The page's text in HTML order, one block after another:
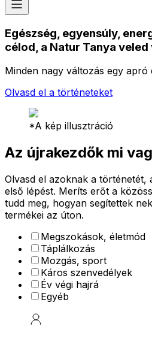
Egészség, egyensúly,
célod, a Natur Tanya veled
Minden nagy változás egy apró
Olvasd el a történeteket
*A kép illusztráció
Az újrakezdők mi
Olvasd el azoknak a történetét,
első lépést. Meríts erőt a
tudd meg, hogyan segítettek
termékei az úton.
Megszokások, életmód
Táplálkozás
Mozgás, sport
Káros szenvedélyek
Év végi hajrá
Egyéb